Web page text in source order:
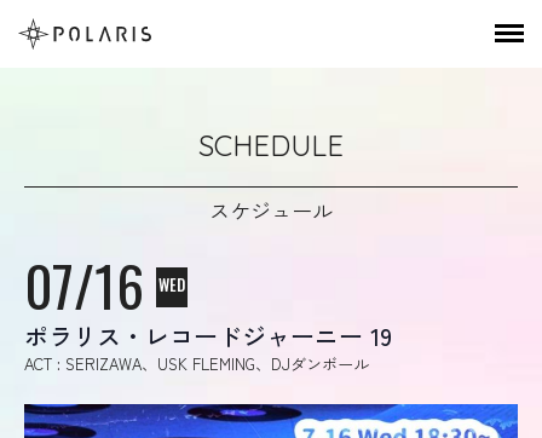
SCHEDULE
スケジュール
07/16 WED
ポラリス・レコードジャーニー 19
ACT : SERIZAWA、USK FLEMING、DJダンボール